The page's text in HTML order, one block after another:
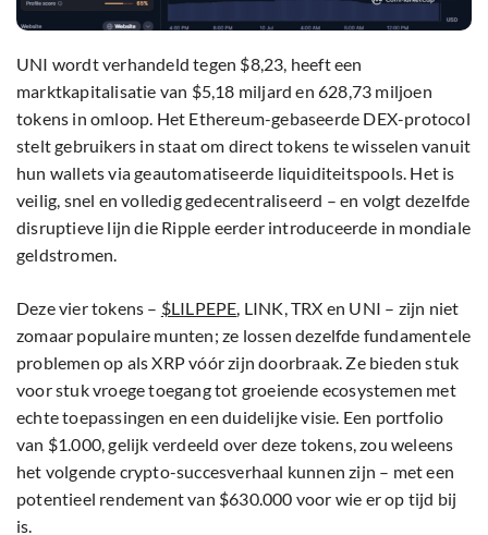
UNI wordt verhandeld tegen $8,23, heeft een
marktkapitalisatie van $5,18 miljard en 628,73 miljoen
tokens in omloop. Het Ethereum-gebaseerde DEX-protocol
stelt gebruikers in staat om direct tokens te wisselen vanuit
hun wallets via geautomatiseerde liquiditeitspools. Het is
veilig, snel en volledig gedecentraliseerd – en volgt dezelfde
disruptieve lijn die Ripple eerder introduceerde in mondiale
geldstromen.
Deze vier tokens – $LILPEPE, LINK, TRX en UNI – zijn niet
zomaar populaire munten; ze lossen dezelfde fundamentele
problemen op als XRP vóór zijn doorbraak. Ze bieden stuk
voor stuk vroege toegang tot groeiende ecosystemen met
echte toepassingen en een duidelijke visie. Een portfolio
van $1.000, gelijk verdeeld over deze tokens, zou weleens
het volgende crypto-succesverhaal kunnen zijn – met een
potentieel rendement van $630.000 voor wie er op tijd bij
is.